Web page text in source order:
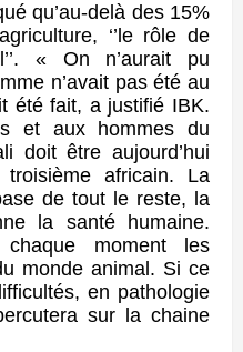
qu’au-delà des 15%
‘’le rôle de
« On n’aurait pu
n’avait pas été au
été fait, a justifié IBK.
et aux hommes du
doit être aujourd’hui
africain. La
de tout le reste, la
la santé humaine.
moment les
monde animal. Si ce
en pathologie
sur la chaine